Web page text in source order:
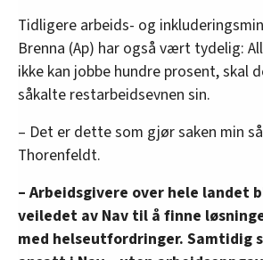
Tidligere arbeids- og
Brenna (Ap) har også vært tydelig:
ikke kan jobbe hundre prosent, skal
såkalte restarbeidsevnen sin.
– Det er dette som gjør saken min
Thorenfeldt.
– Arbeidsgivere over hele landet
veiledet av Nav til å finne
med helseutfordringer. Samtidig